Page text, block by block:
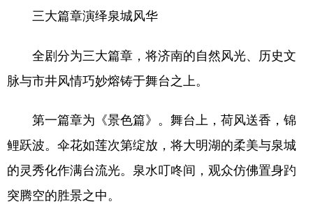
亚太网 上市公司
地方频道
首页 山东新闻
政事 文旅 社会民生 山东产经
文娱 融媒秀 地市 科教
健康 微视齐鲁
三大篇章演绎泉城风华
全剧分为三大篇章，将济南的自然风光、历史文
脉与市井风情巧妙熔铸于舞台之上。
第一篇章为《景色篇》。舞台上，荷风送香，锦
鲤跃波。伞花如莲次第绽放，将大明湖的柔美与泉城
的灵秀化作满台流光。泉水叮咚间，观众仿佛置身趵
突腾空的胜景之中。